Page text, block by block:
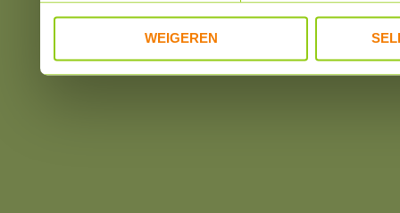
WEIGEREN